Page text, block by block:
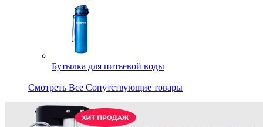
Бутылка для питьевой воды
Смотреть Все Сопутствующие товары